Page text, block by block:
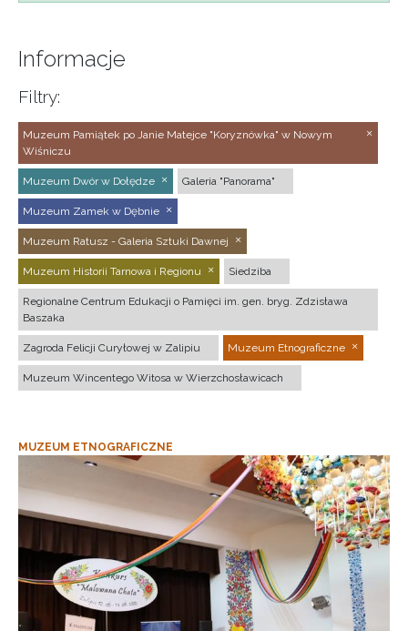
Informacje
Filtry:
Muzeum Pamiątek po Janie Matejce "Koryznówka" w Nowym
Wiśniczu
Muzeum Dwór w Dołędze Galeria "Panorama"
Muzeum Zamek w Dębnie
Muzeum Ratusz - Galeria Sztuki Dawnej
Muzeum Historii Tarnowa i Regionu Siedziba
Regionalne Centrum Edukacji o Pamięci im. gen. bryg. Zdzisława
Baszaka
Zagroda Felicji Curyłowej w Zalipiu Muzeum Etnograficzne
Muzeum Wincentego Witosa w Wierzchosławicach
MUZEUM ETNOGRAFICZNE